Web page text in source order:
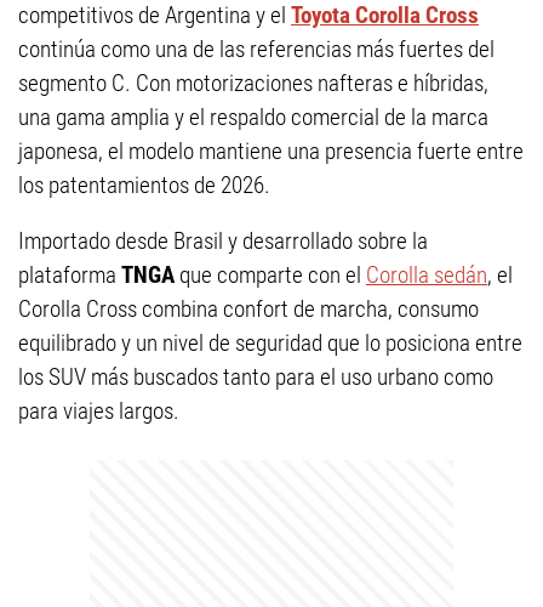
competitivos de Argentina y el Toyota Corolla Cross
continúa como una de las referencias más fuertes del
segmento C. Con motorizaciones nafteras e híbridas,
una gama amplia y el respaldo comercial de la marca
japonesa, el modelo mantiene una presencia fuerte entre
los patentamientos de 2026.
Importado desde Brasil y desarrollado sobre la
plataforma TNGA que comparte con el Corolla sedán, el
Corolla Cross combina confort de marcha, consumo
equilibrado y un nivel de seguridad que lo posiciona entre
los SUV más buscados tanto para el uso urbano como
para viajes largos.